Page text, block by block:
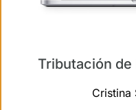
Tributación de
Cristina